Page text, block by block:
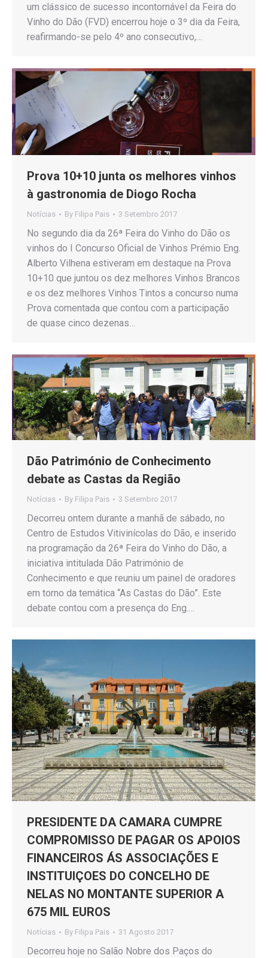
um clássico de sucesso incontornável da Feira do
Vinho do Dão (FVD) encerrou hoje o 3º dia da Feira,
reafirmando-se pelo 4º ano consecutivo,…
Prova 10+10 junta os melhores vinhos
à gastronomia de Diogo Rocha
Notícias By Filipa Pais 3 Setembro 2017
No segundo dia da 26ª Feira do Vinho do Dão os
vinhos do I Concurso Oficial de Vinhos Prémio Eng.
Alberto Vilhena estiveram em destaque na Prova
10+10 que juntou os dez melhores Vinhos Brancos
e os dez melhores Vinhos Tintos a concurso numa
Prova comentada que contou com a participação
de quase cinco dezenas…
Dão Património de Conhecimento
debate as Castas da Região
Notícias By Filipa Pais 3 Setembro 2017
Decorreu ontem durante a manhã de sábado, no
Centro de Estudos Vitivinícolas do Dão, e inserido
na programação da 26ª Feira do Vinho do Dão, a
iniciativa intitulada Dão Património de
Conhecimento e que reuniu um painel de oradores
em torno da temática “As Castas do Dão”. Este
debate contou com a presença do Eng.…
PRESIDENTE DA CAMARA CUMPRE
COMPROMISSO DE PAGAR OS APOIOS
FINANCEIROS ÁS ASSOCIAÇÕES E
INSTITUIÇOES DO CONCELHO DE
NELAS NO MONTANTE SUPERIOR A
675 MIL EUROS
Notícias By Filipa Pais 31 Agosto 2017
Decorreu hoje no Salão Nobre dos Paços do